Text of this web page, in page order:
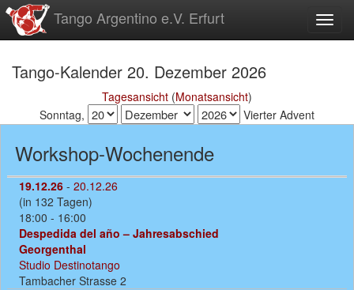
zum
Inhalt
Tango Argentino e.V. Erfurt
Tango-Kalender 20. Dezember 2026
Tagesansicht (Monatsansicht)
Sonntag,
Vierter Advent
Workshop-Wochenende
19.12.26 -20.12.26
(in 132 Tagen)
18:00 - 16:00
Despedida del año – Jahresabschied
Georgenthal
Studio Destinotango
Tambacher Strasse 2